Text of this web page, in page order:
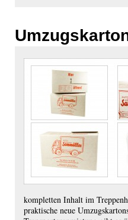
kompletten Inhalt im
praktische neue